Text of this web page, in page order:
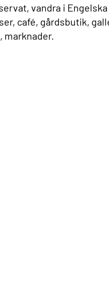
vandra i
café, gårdsbutik,
marknader.